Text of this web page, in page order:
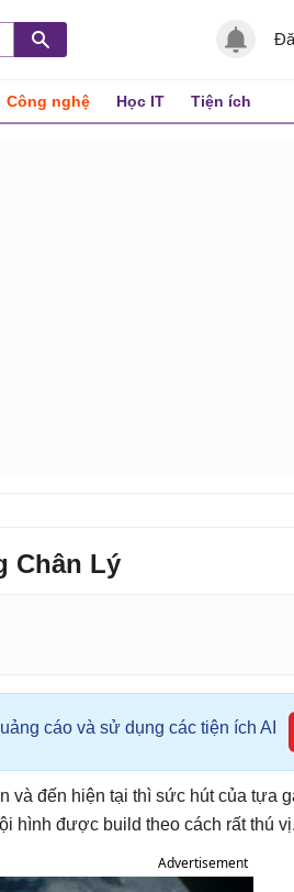
Công nghệ Học IT Tiện ích
Chân Lý
cáo và sử dụng các tiện ích AI
và đến hiện tại thì sức hút của tựa
hình được build theo cách rất thú vị.
Advertisement